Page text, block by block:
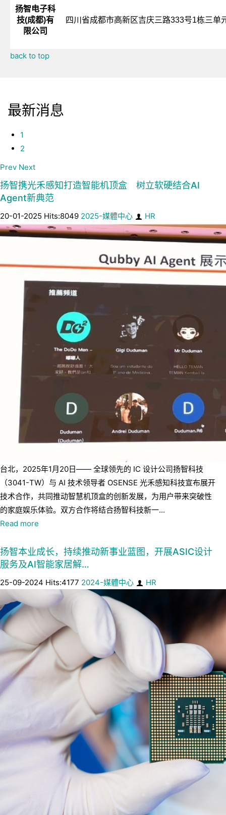
扬智电子科
技(成都)有
限公司
四川省成都市高新区吉庆三路333号1栋三单
back to top
最新消息
1
2
Prev Next
扬智携光禾感知打造智能机顶盒 树立软硬结合AI
Agent新典范
20-01-2025 Hits:8049 2025-媒體中心 HR
台北，2025年1月20日—— 全球领先的 IC 设计公司扬智科技
（3041-TW）与 AI 技术领导者 OSENSE 光禾感知科技宣布展开
技术合作，共同推动智慧机顶盒的创新发展，为用户带来突破性
的家庭娱乐体验。双方合作将结合扬智科技新一...
Read more
扬智本业成长，持续推动新事业蓝图，开展ASIC设计
服务及AI智能家居解…
25-09-2024 Hits:4177 2024-媒體中心 HR